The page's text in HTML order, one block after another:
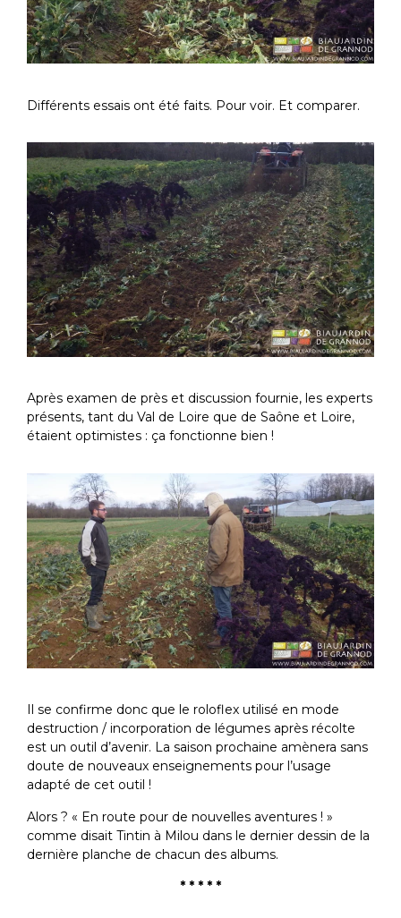
Différents essais ont été faits. Pour voir. Et comparer.
Après examen de près et discussion fournie, les experts
présents, tant du Val de Loire que de Saône et Loire,
étaient optimistes : ça fonctionne bien !
Il se confirme donc que le roloflex utilisé en mode
destruction / incorporation de légumes après récolte
est un outil d’avenir. La saison prochaine amènera sans
doute de nouveaux enseignements pour l’usage
adapté de cet outil !
Alors ? « En route pour de nouvelles aventures ! »
comme disait Tintin à Milou dans le dernier dessin de la
dernière planche de chacun des albums.
* * * * *